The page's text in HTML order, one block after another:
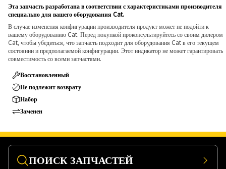
Эта запчасть разработана в соответствии с характеристиками производителя
специально для вашего оборудования Cat.
В случае изменения конфигурации производителя продукт может не подойти к
вашему оборудованию Cat. Перед покупкой проконсультируйтесь со своим дилером
Cat, чтобы убедиться, что запчасть подходит для оборудования Cat в его текущем
состоянии и предполагаемой конфигурации. Этот индикатор не может гарантировать
совместимость со всеми запчастями.
Восстановленный
Не подлежит возврату
Набор
Заменен
ПОИСК ЗАПЧАСТЕЙ